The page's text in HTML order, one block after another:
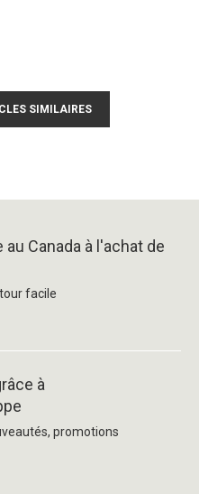
SIMILAIRES
Canada à l'achat de
facile
à
promotions